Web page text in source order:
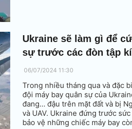
Ukraine sẽ làm gì để
sự trước các đòn tập
06/07/2024 11:30
Trong nhiều tháng qua và đặc
đội máy bay quân sự của
đang… đậu trên mặt đất và bị
và UAV. Ukraine đứng trước
bảo vệ những chiếc máy bay